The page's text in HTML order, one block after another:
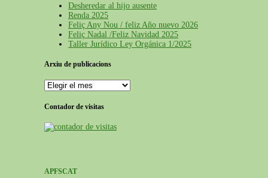
Desheredar al hijo ausente
Renda 2025
Feliç Any Nou / feliz Año nuevo 2026
Feliç Nadal /Feliz Navidad 2025
Taller Jurídico Ley Orgánica 1/2025
Arxiu de publicacions
Arxiu
de
publicacions
Contador de visitas
APFSCAT